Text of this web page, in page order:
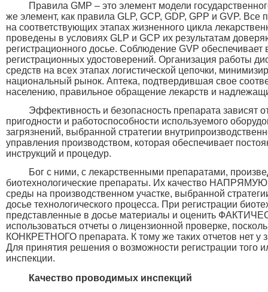
Правила GMP – это элемент модели
же элемент, как правила GLP, GCP, GDP, GPP и GVP. Все
на соответствующих этапах жизненного цикла
проведены в условиях GLP и GCP их результатам
регистрационного досье. Соблюдение GVP
регистрационных удостоверений. Организация работы
средств на всех этапах логистической цепочки,
национальный рынок. Аптека, подтвердившая свое
населению, правильное обращение лекарств и
Эффективность и безопасность препарата зависят
пригодности и работоспособности используемого
загрязнений, выбранной стратегии
управления производством, которая обеспечивает
инструкций и процедур.
Бог с ними, с лекарственными препаратами,
биотехнологические препараты. Их качество
среды на производственном участке, выбранной
досье технологического процесса. При регистрации
представленные в досье материалы и оценить
использоваться отчеты о лицензионной проверке,
КОНКРЕТНОГО препарата. К тому же таких отчетов нет у
Для принятия решения о возможности регистрации того
инспекции.
Качество проводимых инспекций